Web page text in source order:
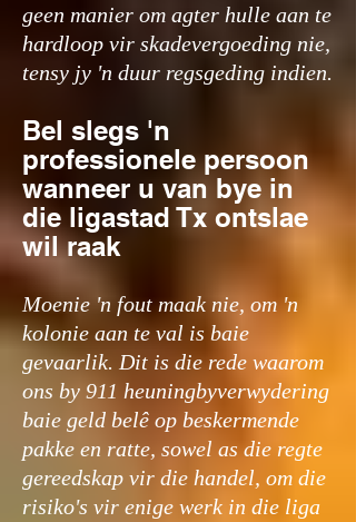
geen manier om agter hulle aan te
hardloop vir skadevergoeding nie,
tensy jy 'n duur regsgeding indien.
Bel slegs 'n
professionele persoon
wanneer u van bye in
die ligastad Tx ontslae
wil raak
Moenie 'n fout maak nie, om 'n
kolonie aan te val is baie
gevaarlik. Dit is die rede waarom
ons by 911 heuningbyverwydering
baie geld belê op beskermende
pakke en ratte, sowel as die regte
gereedskap vir die handel, om die
risiko's vir enige werk in die liga